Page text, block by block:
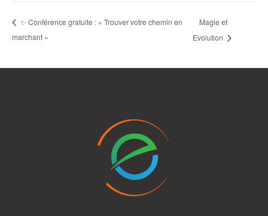
✨ Conférence gratuite : « Trouver votre chemin en
marchant »
Magie et
Evolution